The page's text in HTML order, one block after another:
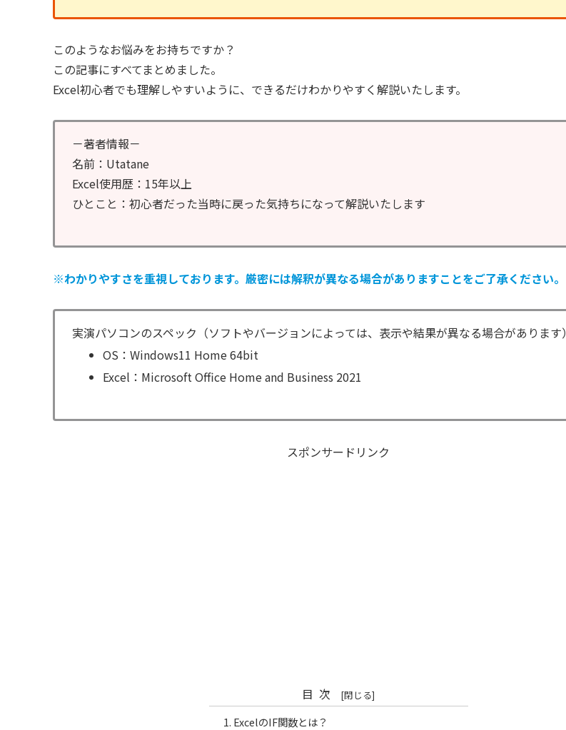
このようなお悩みをお持ちですか？
この記事にすべてまとめました。
Excel初心者でも理解しやすいように、できるだけわかりやすく解説いたします。
－著者情報－
名前：Utatane
Excel使用歴：15年以上
ひとこと：初心者だった当時に戻った気持ちになって解説いたします
※わかりやすさを重視しております。厳密には解釈が異なる場合がありますことをご了承ください。
実演パソコンのスペック（ソフトやバージョンによっては、表示や結果が異なる場合があります）
OS：Windows11 Home 64bit
Excel：Microsoft Office Home and Business 2021
スポンサードリンク
目次
ExcelのIF関数とは？